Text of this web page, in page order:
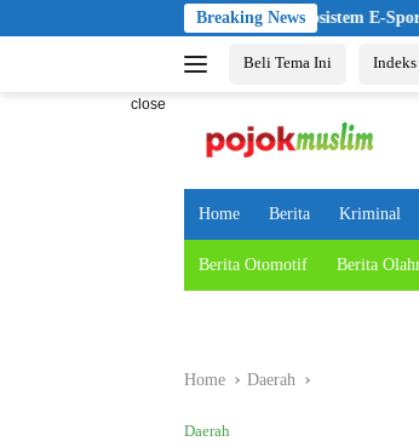
to
Breaking News
Kapolri Cup 2026 Perkuat Ekosistem E-Sports, Polri
Beli Tema Ini Indeks
close
Home Berita Kriminal
Berita Otomotif Berita
Home Daerah
Daerah